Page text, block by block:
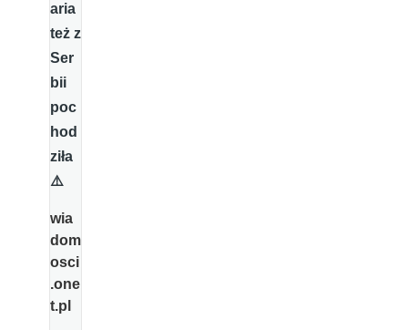
aria
też z
Ser
bii
poc
hod
ziła
⚠️
wia
dom
osci
.one
t.pl